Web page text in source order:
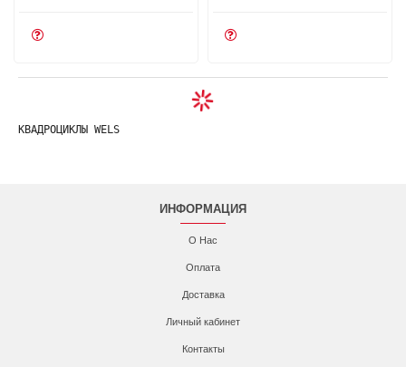
КВАДРОЦИКЛЫ WELS
ИНФОРМАЦИЯ
О Нас
Оплата
Доставка
Личный кабинет
Контакты